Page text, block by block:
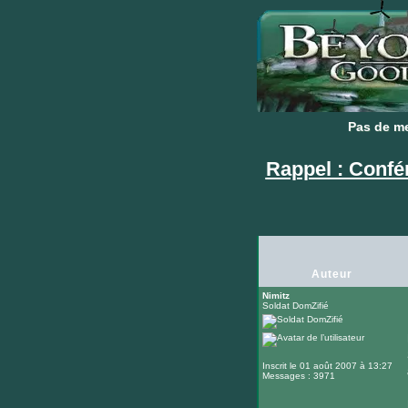
Pas de
Pas de
Rappel :
Auteur
Nimitz
Soldat DomZifié
Inscrit le 01 août 2007 à 13:27
Messages : 3971